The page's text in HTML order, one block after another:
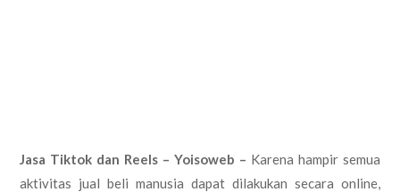
Jasa Tiktok dan Reels – Yoisoweb – Karena hampir semua
aktivitas jual beli manusia dapat dilakukan secara online,